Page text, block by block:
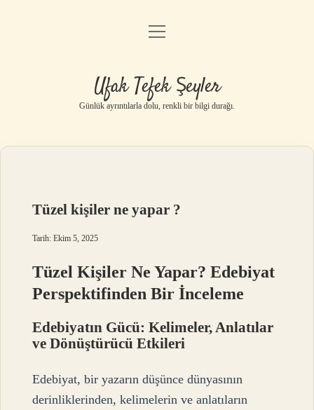
Anasayfa
Yasal Uyarı
menüyü
Ufak Tefek Şeyler
Günlük ayrıntılarla dolu, renkli bir bilgi durağı.
Tüzel kişiler ne yapar ?
Tarih: Ekim 5, 2025
Tüzel Kişiler Ne Yapar? Edebiyat
Perspektifinden Bir İnceleme
Edebiyatın Gücü: Kelimeler, Anlatılar
ve Dönüştürücü Etkileri
Edebiyat, bir yazarın düşünce dünyasının
derinliklerinden, kelimelerin ve anlatıların